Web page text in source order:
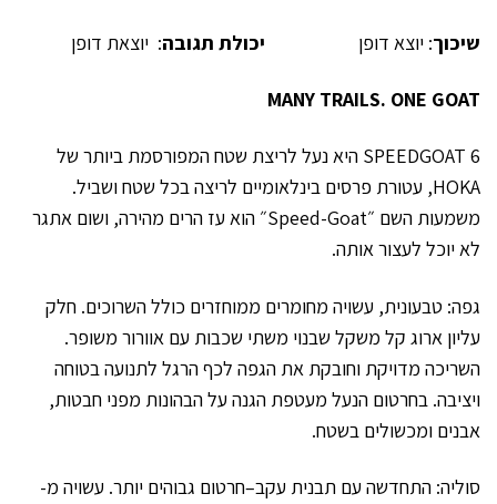
שיכוך: יוצא דופן יכולת תגובה: יוצאת דופן
MANY TRAILS. ONE GOAT
SPEEDGOAT 6 היא נעל לריצת שטח המפורסמת ביותר של
HOKA, עטורת פרסים בינלאומיים לריצה בכל שטח ושביל.
משמעות השם ״Speed-Goat״ הוא עז הרים מהירה, ושום אתגר
לא יוכל לעצור אותה.
גפה: טבעונית, עשויה מחומרים ממוחזרים כולל השרוכים. חלק
עליון ארוג קל משקל שבנוי משתי שכבות עם אוורור משופר.
השריכה מדויקת וחובקת את הגפה לכף הרגל לתנועה בטוחה
ויציבה. בחרטום הנעל מעטפת הגנה על הבהונות מפני חבטות,
אבנים ומכשולים בשטח.
סוליה: התחדשה עם תבנית עקב–חרטום גבוהים יותר. עשויה מ-